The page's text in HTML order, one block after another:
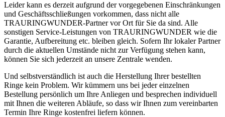
Leider kann es derzeit aufgrund der vorgegebenen Einschränkungen
und Geschäftsschließungen vorkommen, dass nicht alle
TRAURINGWUNDER-Partner vor Ort für Sie da sind. Alle
sonstigen Service-Leistungen von TRAURINGWUNDER wie die
Garantie, Aufbereitung etc. bleiben gleich. Sofern Ihr lokaler Partner
durch die aktuellen Umstände nicht zur Verfügung stehen kann,
können Sie sich jederzeit an unsere Zentrale wenden.
Und selbstverständlich ist auch die Herstellung Ihrer bestellten
Ringe kein Problem. Wir kümmern uns bei jeder einzelnen
Bestellung persönlich um Ihre Anliegen und besprechen individuell
mit Ihnen die weiteren Abläufe, so dass wir Ihnen zum vereinbarten
Termin Ihre Ringe kostenfrei liefern können.